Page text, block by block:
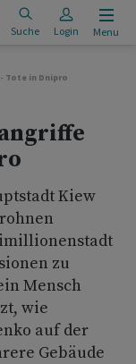
Suche Login Menu
Tote in Dnipro
Kiew
zu
Mensch
wie
auf der
Gebäude